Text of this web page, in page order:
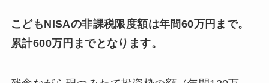
こどもNISAの非課税限度額は年間60万円まで。
累計600万円までとなります。